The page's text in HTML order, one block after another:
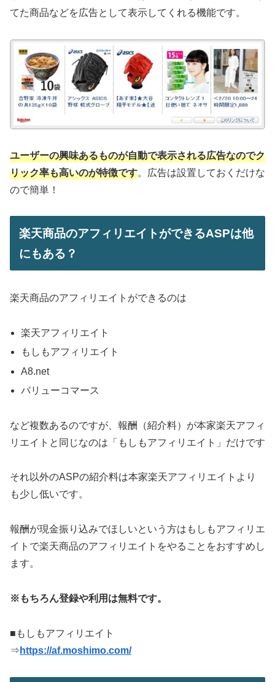
てた商品などを広告として表示してくれる機能です。
ユーザーの興味あるものが自動で表示される広告なのでク
リック率も高いのが特徴です。広告は設置しておくだけな
ので簡単！
楽天商品のアフィリエイトができるASPは他
にもある？
楽天商品のアフィリエイトができるのは
楽天アフィリエイト
もしもアフィリエイト
A8.net
バリューコマース
など複数あるのですが、報酬（紹介料）が本家楽天アフィ
リエイトと同じなのは「もしもアフィリエイト」だけです
それ以外のASPの紹介料は本家楽天アフィリエイトより
も少し低いです。
報酬が現金振り込みでほしいという方はもしもアフィリエ
イトで楽天商品のアフィリエイトをやることをおすすめし
ます。
※もちろん登録や利用は無料です。
■もしもアフィリエイト
⇒ https://af.moshimo.com/